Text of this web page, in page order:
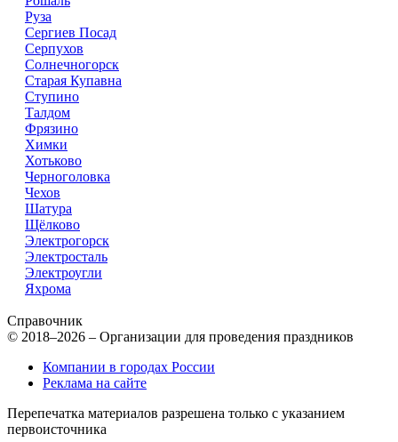
Руза
Сергиев Посад
Серпухов
Солнечногорск
Старая Купавна
Ступино
Талдом
Фрязино
Химки
Хотьково
Черноголовка
Чехов
Шатура
Щёлково
Электрогорск
Электросталь
Электроугли
Яхрома
Справочник
© 2018–2026 – Организации для проведения праздников
Компании в городах России
Реклама на сайте
Перепечатка материалов разрешена только с указанием
первоисточника